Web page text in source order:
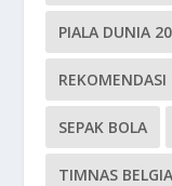
PIALA DUNIA
SEPAK BOLA
TIMNAS BELGIA